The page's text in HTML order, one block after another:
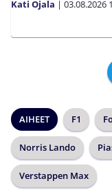
Kati Ojala | 03.08.2026
AIHEET F1
Norris Lando
Verstappen Max